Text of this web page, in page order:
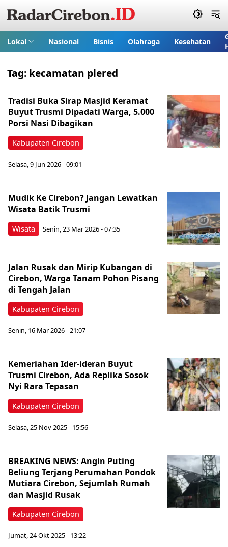
Lokal Nasional Bisnis Olahraga Kesehatan
Tag: kecamatan plered
Kabupaten Cirebon
Tradisi Buka Sirap Masjid Keramat
Buyut Trusmi Dipadati Warga, 5.000
Porsi Nasi Dibagikan
Selasa, 9 Jun 2026 - 09:01
Wisata
Mudik Ke Cirebon? Jangan Lewatkan
Wisata Batik Trusmi
Senin, 23 Mar 2026 - 07:35
Kabupaten Cirebon
Jalan Rusak dan Mirip Kubangan di
Cirebon, Warga Tanam Pohon Pisang
di Tengah Jalan
Senin, 16 Mar 2026 - 21:07
Kabupaten Cirebon
Kemeriahan Ider-ideran Buyut
Trusmi Cirebon, Ada Replika Sosok
Nyi Rara Tepasan
Selasa, 25 Nov 2025 - 15:56
Kabupaten Cirebon
BREAKING NEWS: Angin Puting
Beliung Terjang Perumahan Pondok
Mutiara Cirebon, Sejumlah Rumah
dan Masjid Rusak
Jumat, 24 Okt 2025 - 13:22